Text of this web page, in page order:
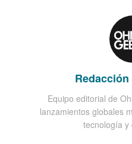
Equipo editorial de
lanzamientos globales
tecnología y